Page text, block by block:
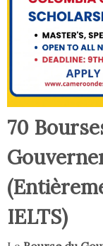
70
IELTS)